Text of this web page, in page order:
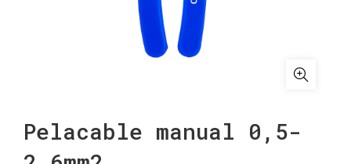
Pelacable manual 0,5-